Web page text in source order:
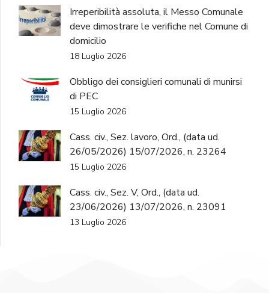
Irreperibilità assoluta, il Messo Comunale
deve dimostrare le verifiche nel Comune di
domicilio
18 Luglio 2026
Obbligo dei consiglieri comunali di munirsi
di PEC
15 Luglio 2026
Cass. civ., Sez. lavoro, Ord., (data ud.
26/05/2026) 15/07/2026, n. 23264
15 Luglio 2026
Cass. civ., Sez. V, Ord., (data ud.
23/06/2026) 13/07/2026, n. 23091
13 Luglio 2026